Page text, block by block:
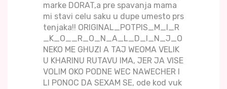
marke DORAT,a pre spavanja mama
mi stavi celu saku u dupe umesto prs
tenjaka!! ORIGINAL_POTPIS_M_I_R
_K_O__R_O_N_A_L_D_I_N_J_O
NEKO ME GHUZI A TAJ WEOMA VELIK
U KHARINU RUTAVU IMA, JER JA VISE
VOLIM OKO PODNE WEC NAWECHER I
LI PONOC DA SEXAM SE, ode kod vuk